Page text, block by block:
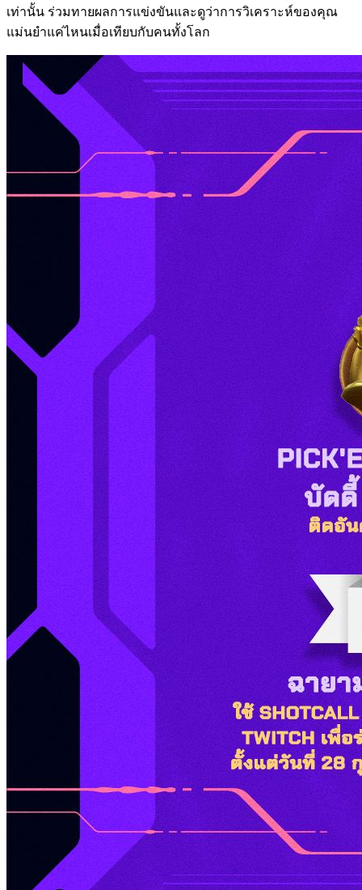
เท่านั้น ร่วมทายผลการแข่งขันและดูว่าการวิเคราะห์ของคุณ
แม่นยำแค่ไหนเมื่อเทียบกับคนทั้งโลก